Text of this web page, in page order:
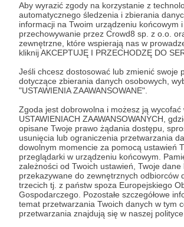
Aby wyrazić zgody na korzystanie z
automatycznego śledzenia i zbierania
informacji na Twoim urządzeniu końcowym i
przechowywanie przez Crowd8 sp. z o.o.
zewnętrzne, które wspierają nas w
kliknij AKCEPTUJĘ I PRZECHODZĘ DO
Jeśli chcesz dostosować lub zmienić swoje
dotyczące zbierania danych osobowych,
"USTAWIENIA ZAAWANSOWANE".
Zgoda jest dobrowolna i możesz ją wycofać
USTAWIENIACH ZAAWANSOWANYCH,
opisane Twoje prawo żądania dostępu,
usunięcia lub ograniczenia przetwarzania
dowolnym momencie za pomocą ustawień
przeglądarki w urządzeniu końcowym.
zależności od Twoich ustawień, Twoje dane
przekazywane do zewnętrznych odbiorców
trzecich tj. z państw spoza Europejskiego
Gospodarczego. Pozostałe szczegółowe
temat przetwarzania Twoich danych w tym
przetwarzania znajdują się w naszej
Dziękujemy za Twoje wsparcie!
Patroni: 0
200 zł miesięcznie
Dziękujemy za Twoje wsparcie!
Patroni: 0
300 zł miesięcznie